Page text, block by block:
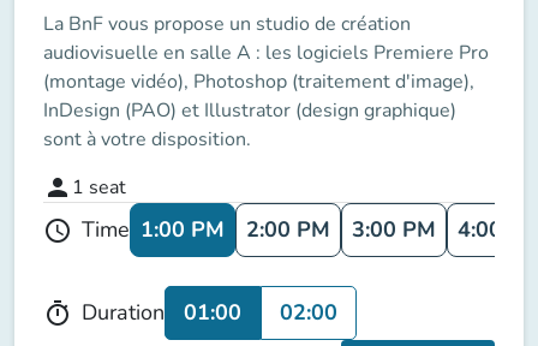
La BnF vous propose un studio de création
audiovisuelle en salle A : les logiciels Premiere Pro
(montage vidéo), Photoshop (traitement d'image),
InDesign (PAO) et Illustrator (design graphique)
sont à votre disposition.
person 1 seat
schedule Time 1:00 PM 2:00 PM 3:00 PM 4:00
timer Duration 01:00 02:00